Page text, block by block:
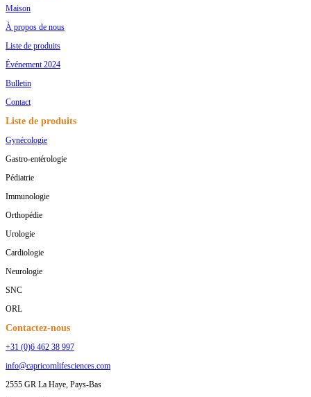
Maison
À propos de nous
Liste de produits
Événement 2024
Bulletin
Contact
Liste de produits
Gynécologie
Gastro-entérologie
Pédiatrie
Immunologie
Orthopédie
Urologie
Cardiologie
Neurologie
SNC
ORL
Contactez-nous
+31 (0)6 462 38 997
info@capricornlifesciences.com
2555 GR La Haye, Pays-Bas